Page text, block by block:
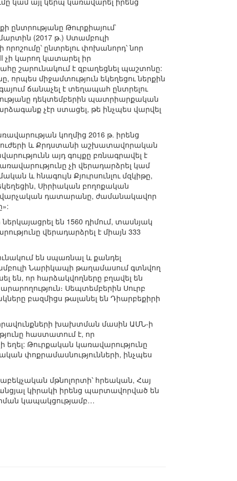
ընտրությանը Թուրքիայում`
(2017 թ.) Ստամբուլի
ընտրելու փոխանորդ՝ նոր
չի կարող կատարել իր
շարունակում է զբաղեցնել պաշտոնը:
միջամտություն եկեղեցու ներքին
ճանաչել է տեղապահ ընտրելու
դեկտեմբերին պատրիարքական
չէր ստացել, թե ինչպես վարվել
կողմից 2016 թ. իրենց
ուժերի և Քրդստանի աշխատավորական
այդ գույքը բռնագրավել է
չի վերադարձրել կամ
և հնագույն Քյուրսունլու մզկիթը,
Սիրիական բողոքական
վարչական դատարանը, ժամանակավոր
են 1560 դիմում, տասնյակ
վերադարձրել է միայն 333
են սպառնալ և քանդել
Նարիկապի թաղամասում գտնվող
են, որ հարձակվողները բղավել են
Սեպտեմբերին Սուրբ
բազմիցս թալանել են Դիարբեքիրի
խախտման մասին ԱՄՆ-ի
հաստատում է, որ
Թուրքական կառավարությունը
փոքրամասնությունների, ինչպես
մթնոլորտի՝ հրեական, Հայ
կիրակի իրենց պարտավորված են
կապակցությամբ…